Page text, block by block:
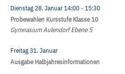
Dienstag 28. Januar14:00- 15:30
Probewahlen Kursstufe Klasse 10
Gymnasium Aulendorf Ebene 5
Freitag 31. Januar
Ausgabe Halbjahresinformationen